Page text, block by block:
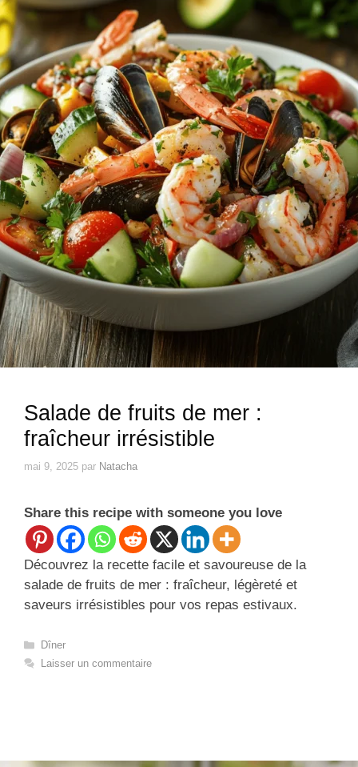
Salade de fruits de mer :
fraîcheur irrésistible
mai 9, 2025 par Natacha
Share this recipe with someone you love
Découvrez la recette facile et savoureuse de la
salade de fruits de mer : fraîcheur, légèreté et
saveurs irrésistibles pour vos repas estivaux.
Catégories
Dîner
Laisser un commentaire